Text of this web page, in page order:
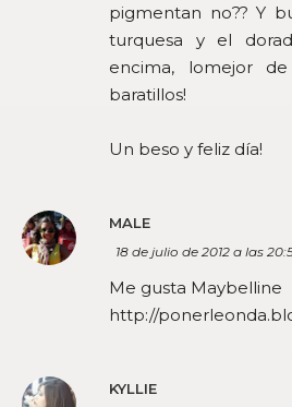
pigmentan no?? Y
turquesa y el
encima, lomejor
baratillos!
Un beso y feliz día!
MALE
18 de julio de 2012 a las
Me gusta Maybelline
http://
KYLLIE